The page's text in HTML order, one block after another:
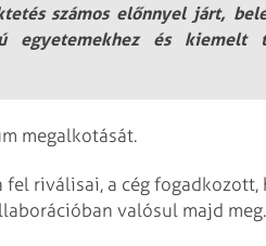
számos előnnyel járt,
egyetemekhez és kiemelt
megalkotását.
riválisai, a cég
valósul majd meg.